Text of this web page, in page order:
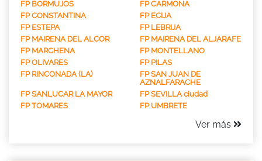
FP BORMUJOS
FP CARMONA
FP CONSTANTINA
FP ECIJA
FP ESTEPA
FP LEBRIJA
FP MAIRENA DEL ALCOR
FP MAIRENA DEL ALJARAFE
FP MARCHENA
FP MONTELLANO
FP OLIVARES
FP PILAS
FP RINCONADA (LA)
FP SAN JUAN DE
AZNALFARACHE
FP SANLUCAR LA MAYOR
FP SEVILLA ciudad
FP TOMARES
FP UMBRETE
Ver más